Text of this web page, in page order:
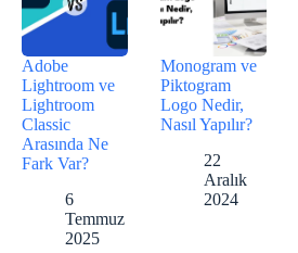
Adobe
Lightroom ve
Lightroom
Classic
Arasında Ne
Fark Var?
6
Temmuz
2025
Monogram ve
Piktogram
Logo Nedir,
Nasıl Yapılır?
22
Aralık
2024